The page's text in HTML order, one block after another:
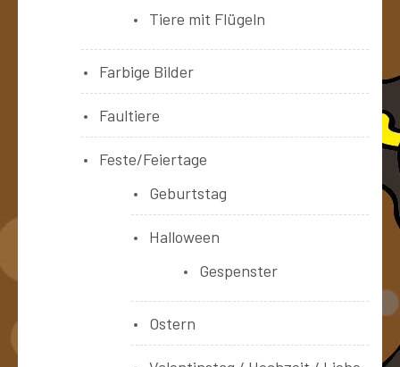
Tiere mit Flügeln
Farbige Bilder
Faultiere
Feste/Feiertage
Geburtstag
Halloween
Gespenster
Ostern